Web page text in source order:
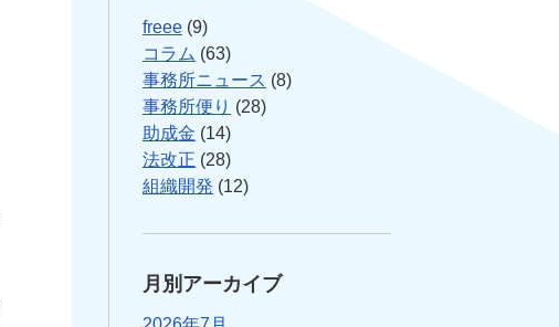
freee (9)
コラム (63)
事務所ニュース (8)
事務所便り (28)
助成金 (14)
法改正 (28)
組織開発 (12)
月別アーカイブ